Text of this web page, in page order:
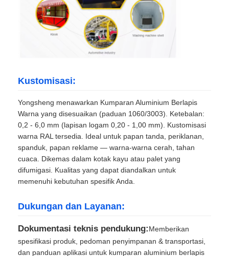
Kustomisasi:
Yongsheng menawarkan Kumparan Aluminium Berlapis
Warna yang disesuaikan (paduan 1060/3003). Ketebalan:
0,2 ‑ 6,0 mm (lapisan logam 0,20 ‑ 1,00 mm). Kustomisasi
warna RAL tersedia. Ideal untuk papan tanda, periklanan,
spanduk, papan reklame — warna-warna cerah, tahan
cuaca. Dikemas dalam kotak kayu atau palet yang
difumigasi. Kualitas yang dapat diandalkan untuk
memenuhi kebutuhan spesifik Anda.
Dukungan dan Layanan:
Dokumentasi teknis pendukung:Memberikan
spesifikasi produk, pedoman penyimpanan & transportasi,
dan panduan aplikasi untuk kumparan aluminium berlapis